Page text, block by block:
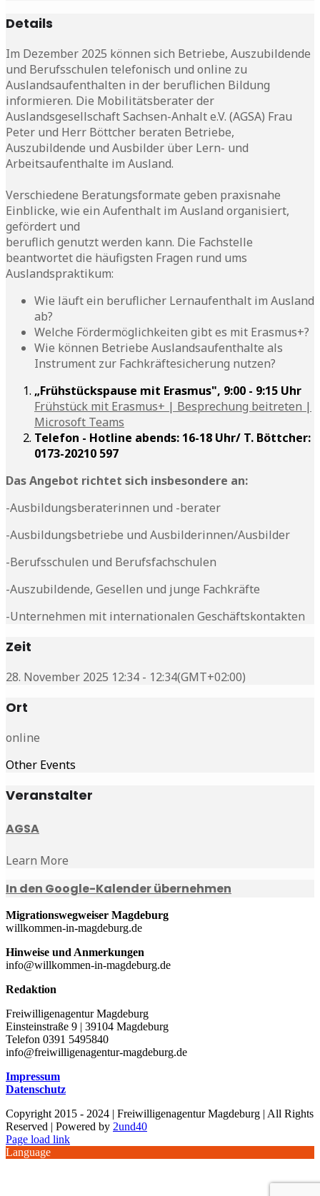
Details
Im Dezember 2025 können sich Betriebe, Auszubildende
und Berufsschulen telefonisch und online zu
Auslandsaufenthalten in der beruflichen Bildung
informieren. Die Mobilitätsberater der
Auslandsgesellschaft Sachsen-Anhalt e.V. (AGSA) Frau
Peter und Herr Böttcher beraten Betriebe,
Auszubildende und Ausbilder über Lern- und
Arbeitsaufenthalte im Ausland.
Verschiedene Beratungsformate geben praxisnahe
Einblicke, wie ein Aufenthalt im Ausland organisiert,
gefördert und
beruflich genutzt werden kann. Die Fachstelle
beantwortet die häufigsten Fragen rund ums
Auslandspraktikum:
Wie läuft ein beruflicher Lernaufenthalt im Ausland
ab?
Welche Fördermöglichkeiten gibt es mit Erasmus+?
Wie können Betriebe Auslandsaufenthalte als
Instrument zur Fachkräftesicherung nutzen?
„Frühstückspause mit Erasmus", 9:00 - 9:15 Uhr
Frühstück mit Erasmus+ | Besprechung beitreten |
Microsoft Teams
Telefon - Hotline abends: 16-18 Uhr/ T. Böttcher:
0173-20210 597
Das Angebot richtet sich insbesondere an:
-Ausbildungsberaterinnen und -berater
-Ausbildungsbetriebe und Ausbilderinnen/Ausbilder
-Berufsschulen und Berufsfachschulen
-Auszubildende, Gesellen und junge Fachkräfte
-Unternehmen mit internationalen Geschäftskontakten
Zeit
28. November 2025 12:34 - 12:34(GMT+02:00)
Ort
online
Other Events
Veranstalter
AGSA
Learn More
In den Google-Kalender übernehmen
Migrationswegweiser Magdeburg
willkommen-in-magdeburg.de
Hinweise und Anmerkungen
info@willkommen-in-magdeburg.de
Redaktion
Freiwilligenagentur Magdeburg
Einsteinstraße 9 | 39104 Magdeburg
Telefon 0391 5495840
info@freiwilligenagentur-magdeburg.de
Impressum
Datenschutz
Copyright 2015 - 2024 | Freiwilligenagentur Magdeburg | All Rights
Reserved | Powered by 2und40
Facebook
Instagram
YouTube
Page load link
Language